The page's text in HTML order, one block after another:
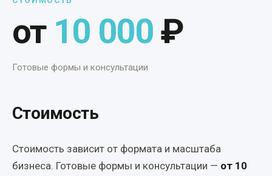
от 10 000₽
Готовые формы и консультации
Стоимость
Стоимость зависит от формата и масштаба
бизнеса. Готовые формы и консультации — от 10